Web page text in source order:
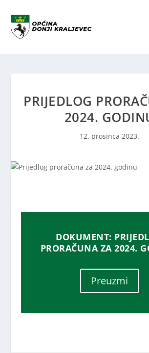
PRIJEDLOG
2024.
12. prosinca 2023.
DOKUMENT:
PRORAČUNA ZA 2024.
Preuzmi